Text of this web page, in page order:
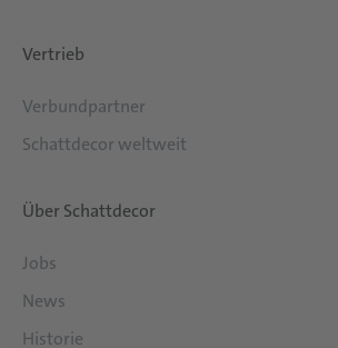
Vertrieb
Verbundpartner
Schattdecor weltweit
Über Schattdecor
Jobs
News
Historie